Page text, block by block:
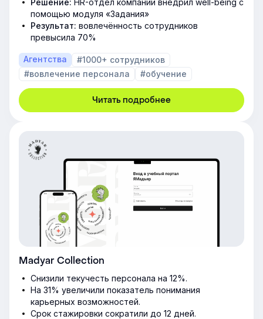
помощью модуля «Задания»
Результат: вовлечённость сотрудников
превысила 70%
Агентства
#1000+ сотрудников
#вовлечение персонала
#обучение
Читать подробнее
Madyar Collection
Снизили текучесть персонала на 12%.
На 31% увеличили показатель понимания
карьерных возможностей.
Срок стажировки сократили до 12 дней.